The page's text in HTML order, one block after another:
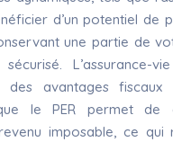
d’un potentiel de
une partie de
L’assurance-
des avantages
le PER permet de
imposable, ce qui